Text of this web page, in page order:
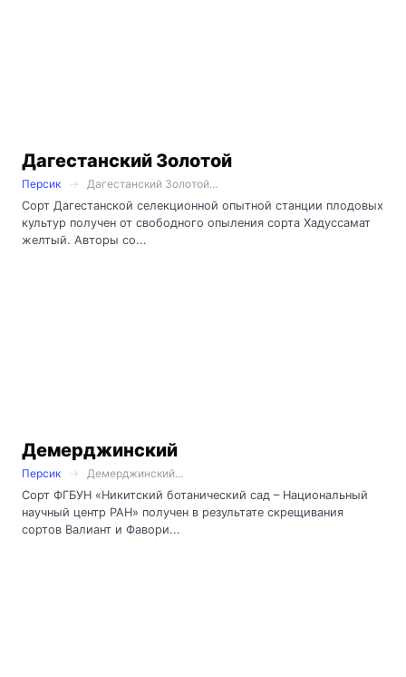
Дагестанский Золотой
Персик
Дагестанский Золотой...
Сорт Дагестанской селекционной опытной станции плодовых
культур получен от свободного опыления сорта Хадуссамат
желтый. Авторы со...
Демерджинский
Персик
Демерджинский...
Сорт ФГБУН «Никитский ботанический сад – Национальный
научный центр РАН» получен в результате скрещивания
сортов Валиант и Фавори...